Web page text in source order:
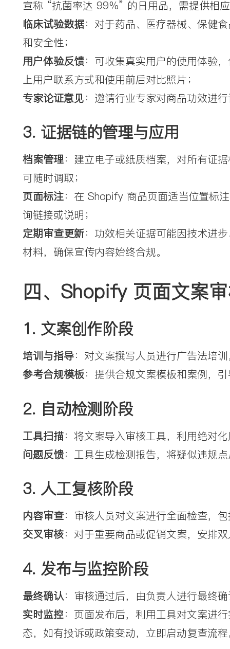
宣称 “抗菌率达 99%” 的日用品，需提供相
临床试验数据：对于药品、医疗器械、保健
和安全性；
用户体验反馈：可收集真实用户的使用体验
上用户联系方式和使用前后对比照片；
专家论证意见：邀请行业专家对商品功效进
3. 证据链的管理与应用
档案管理：建立电子或纸质档案，对所有证
可随时调取；
页面标注：在 Shopify 商品页面适当位置标
询链接或说明；
定期审查更新：功效相关证据可能因技术进
材料，确保宣传内容始终合规。
四、Shopify 页面文案
1. 文案创作阶段
培训与指导：对文案撰写人员进行广告法培
参考合规模板：提供合规文案模板和案例，
2. 自动检测阶段
工具扫描：将文案导入审核工具，利用绝对
问题反馈：工具生成检测报告，将疑似违规
3. 人工复核阶段
内容审查：审核人员对文案进行全面检查，
交叉审核：对于重要商品或促销文案，安排
4. 发布与监控阶段
最终确认：审核通过后，由负责人进行最终
实时监控：页面发布后，利用工具对文案进
态，如有投诉或政策变动，立即启动复查流